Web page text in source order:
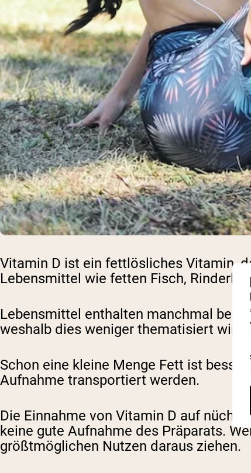
Vitamin D ist ein fettlösliches Vitamin,
Lebensmittel wie fetten Fisch,
Lebensmittel enthalten manchmal
weshalb dies weniger thematisiert
Schon eine kleine Menge Fett ist
Aufnahme transportiert werden.
Die Einnahme von Vitamin D auf
keine gute Aufnahme des Präparats.
größtmöglichen Nutzen daraus ziehen.